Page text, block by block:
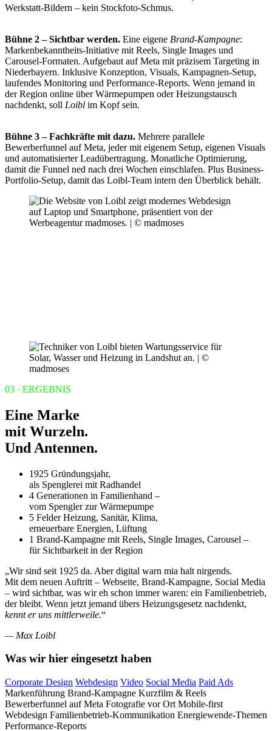
Werkstatt-Bildern – kein Stockfoto-Schmus.
Bühne 2 – Sichtbar werden. Eine eigene Brand-Kampagne:
Markenbekanntheits-Initiative mit Reels, Single Images und
Carousel-Formaten. Aufgebaut auf Meta mit präzisem Targeting in
Niederbayern. Inklusive Konzeption, Visuals, Kampagnen-Setup,
laufendes Monitoring und Performance-Reports. Wenn jemand in
der Region online über Wärmepumpen oder Heizungstausch
nachdenkt, soll Loibl im Kopf sein.
Bühne 3 – Fachkräfte mit dazu. Mehrere parallele
Bewerberfunnel auf Meta, jeder mit eigenem Setup, eigenen Visuals
und automatisierter Leadübertragung. Monatliche Optimierung,
damit die Funnel ned nach drei Wochen einschlafen. Plus Business-
Portfolio-Setup, damit das Loibl-Team intern den Überblick behält.
03 · ERGEBNIS
Eine Marke
mit Wurzeln.
Und Antennen.
1925 Gründungsjahr,
als Spenglerei mit Radhandel
4 Generationen in Familienhand –
vom Spengler zur Wärmepumpe
5 Felder Heizung, Sanitär, Klima,
erneuerbare Energien, Lüftung
1 Brand-Kampagne mit Reels, Single Images, Carousel –
für Sichtbarkeit in der Region
„Wir sind seit 1925 da. Aber digital warn mia halt nirgends.
Mit dem neuen Auftritt – Webseite, Brand-Kampagne, Social Media
– wird sichtbar, was wir eh schon immer waren: ein Familienbetrieb,
der bleibt. Wenn jetzt jemand übers Heizungsgesetz nachdenkt,
kennt er uns mittlerweile.“
— Max Loibl
Was wir hier eingesetzt haben
Corporate Design Webdesign Video Social Media Paid Ads
Markenführung Brand-Kampagne Kurzfilm & Reels
Bewerberfunnel auf Meta Fotografie vor Ort Mobile-first
Webdesign Familienbetrieb-Kommunikation Energiewende-Themen
Performance-Reports